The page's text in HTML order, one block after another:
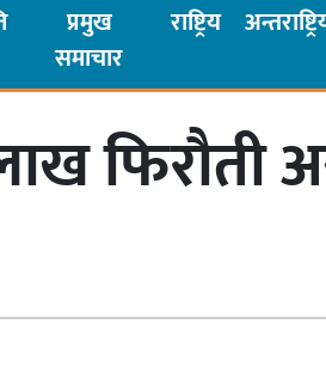
प्रमुख
समाचार
राष्ट्रिय
फिरौती